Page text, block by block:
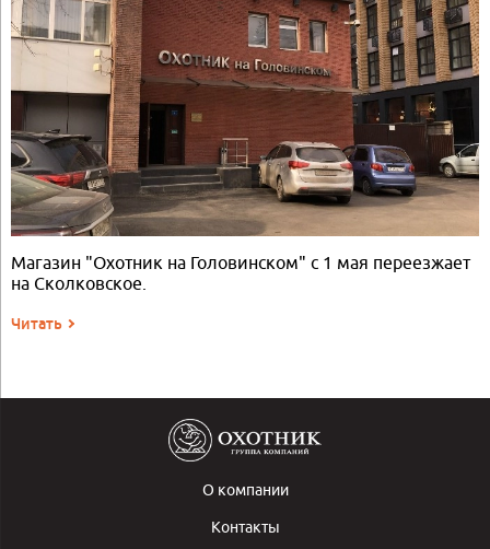
Магазин "Охотник на Головинском" с 1 мая переезжает
на Сколковское.
Читать
О компании
Контакты